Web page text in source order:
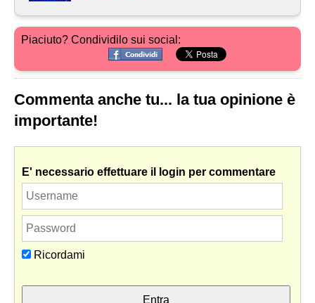
Piaciuto? Condividilo sui social:
Commenta anche tu... la tua opinione è
importante!
E' necessario effettuare il login per commentare
Ricordami